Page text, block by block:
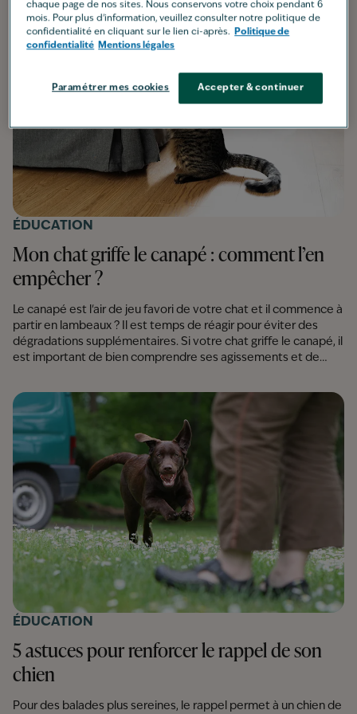
ÉDUCATION
Mon chat griffe le canapé : comment l’en
empêcher ?
Le canapé est l'air de jeu favori de votre chat et il commence à
partir en lambeaux ? Il est temps de réagir pour éviter des
dégradations supplémentaires. Si votre chat griffe le canapé, il
est important de bien comprendre ses agissements et de
ÉDUCATION
5 astuces pour renforcer le rappel de son
chien
Pour des balades plus sereines, le rappel permet à un chien de
chaque page de nos sites. Nous conservons votre choix pendant 6
mois. Pour plus d'information, veuillez consulter notre politique de
confidentialité en cliquant sur le lien ci-après.
Politique de
confidentialité Mentions légales
Accepter & continuer
Paramétrer mes cookies